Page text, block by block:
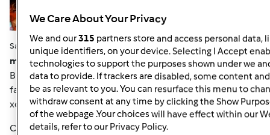
Sab, 12/29/2012 - 09:40
#6
mariella78 wrote:
Buondì bimbyne volevo inserire la foto della centenaria x
farvi vedere la lievitazione di qst notte, ma nn capisco
xche' cn l'iPhone nn mi fa inserire la foto....
Comunque è' cresciuta moooooltoooooo ......verso le 12
We Care About Your Privacy
We and our315 partners store and access personal data,
unique identifiers, on your device. Selecting I Accept
technologies to support the purposes shown under we
data to provide. If trackers are disabled, some content
be as relevant to you. You can resurface this menu to
withdraw consent at any time by clicking the Show
of the webpage .Your choices will have effect within our
details, refer to our Privacy Policy.